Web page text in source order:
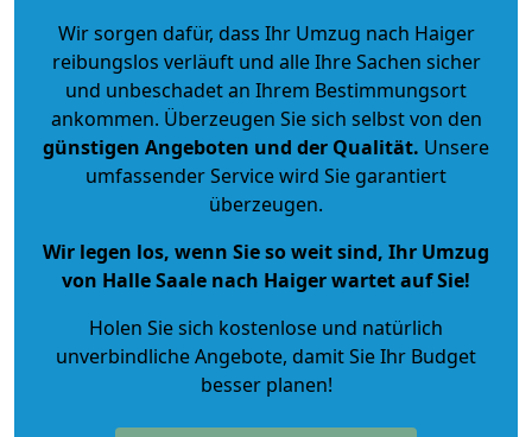
Wir sorgen dafür, dass Ihr Umzug nach Haiger
reibungslos verläuft und alle Ihre Sachen sicher
und unbeschadet an Ihrem Bestimmungsort
ankommen. Überzeugen Sie sich selbst von den
günstigen Angeboten und der Qualität. Unsere
umfassender Service wird Sie garantiert
überzeugen.
Wir legen los, wenn Sie so weit sind, Ihr Umzug
von Halle Saale nach Haiger wartet auf Sie!
Holen Sie sich kostenlose und natürlich
unverbindliche Angebote, damit Sie Ihr Budget
besser planen!